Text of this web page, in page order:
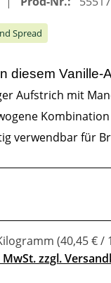
Spread
diesem Vanille-
Aufstrich mit
verwendbar für
(40,45 € /
zzgl.